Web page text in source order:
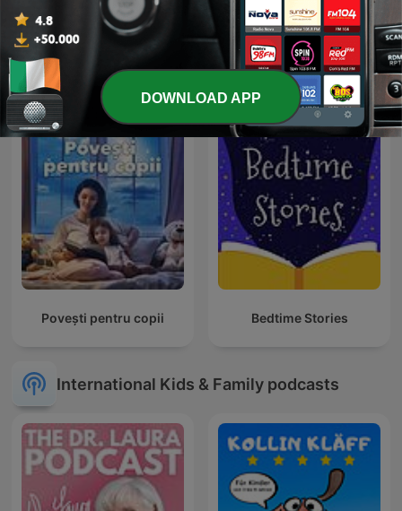
Asking For a Parent
WHO ARE WE ? || AAA
Talks ft. Raihan Hussain
Povești pentru copii Bedtime Stories
International Kids & Family podcasts
DOWNLOAD APP